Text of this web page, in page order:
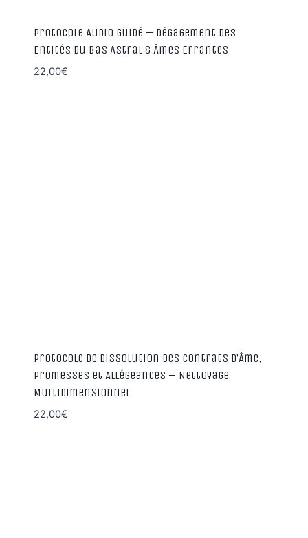
Protocole Audio Guidé – Dégagement des
Entités du Bas Astral & Âmes Errantes
22,00€
Protocole de Dissolution des Contrats d’Âme,
Promesses et Allégeances – Nettoyage
Multidimensionnel
22,00€